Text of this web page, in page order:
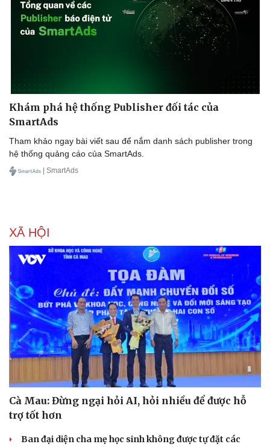
Sức khỏe
Dinh dưỡng - món ngon
Sản phụ khoa
Nhi khoa
Nam khoa
Đời sống
Tình yêu - Gia đình
Khám phá hệ thống Publisher đối tác của
SmartAds
Tham khảo ngay bài viết sau để nắm danh sách publisher trong
hệ thống quảng cáo của SmartAds.
| SmartAds
XÃ HỘI
Cà Mau: Đừng ngại hỏi AI, hỏi nhiều để được hỗ
trợ tốt hơn
Ban đại diện cha mẹ học sinh không được tự đặt các